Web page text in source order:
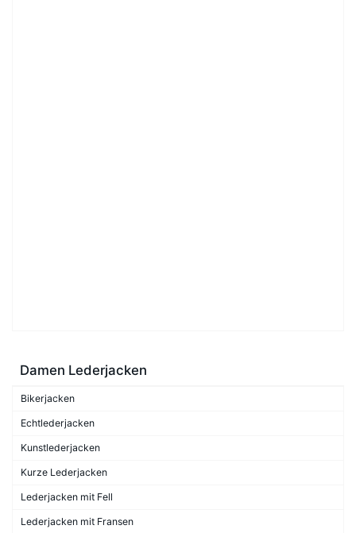
Damen Lederjacken
Bikerjacken
Echtlederjacken
Kunstlederjacken
Kurze Lederjacken
Lederjacken mit Fell
Lederjacken mit Fransen